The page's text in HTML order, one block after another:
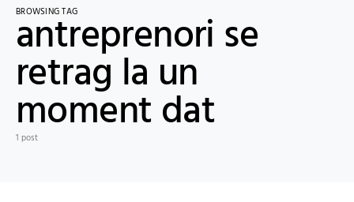
BROWSING TAG
antreprenori se
retrag la un
moment dat
1 post